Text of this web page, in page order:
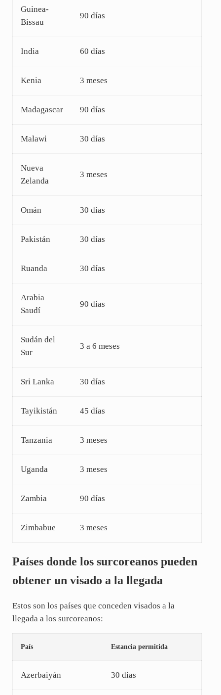
Guinea-
Bissau
90 días
India 60 días
Kenia 3 meses
Madagascar 90 días
Malawi 30 días
Nueva
Zelanda
3 meses
Omán 30 días
Pakistán 30 días
Ruanda 30 días
Arabia
Saudí
90 días
Sudán del
Sur
3 a 6 meses
Sri Lanka 30 días
Tayikistán 45 días
Tanzania 3 meses
Uganda 3 meses
Zambia 90 días
Zimbabue 3 meses
Países donde los surcoreanos pueden
obtener un visado a la llegada
Estos son los países que conceden visados a la
llegada a los surcoreanos:
País Estancia permitida
Azerbaiyán 30 días